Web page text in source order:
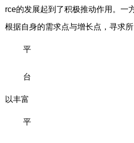
rce的发展起到了积极推动作用。一
根据自身的需求点与增长点，寻求
平
台
以丰富
平